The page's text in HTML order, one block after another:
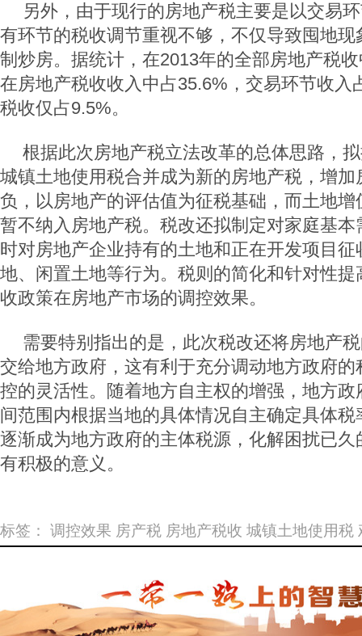
另外，由于现行的房地产税主要是以交易
有环节的税收调节重视不够，不仅导致囤地
制炒房。据统计，在2013年的全部房地产税
在房地产税收收入中占35.6%，交易环节收入
税收仅占9.5%。
根据此次房地产税立法改革的总体思路，
城镇土地使用税合并成为新的房地产税，增
负，以房地产的评估值为征税基础，而土地
暂不纳入房地产税。税改还拟制定对家庭基
时对房地产企业持有的土地和正在开发项目
地、闲置土地等行为。税则的简化和针对性
收政策在房地产市场的调控效果。
需要特别指出的是，此次税改还将房地产
交给地方政府，这有利于充分调动地方政府
控的灵活性。随着地方自主权的增强，地方
间范围内根据当地的具体情况自主确定具体
逐渐成为地方政府的主体税源，化解困扰已
有积极的意义。
标签： 调控效果 房产税 房地产税收 城镇土地使用税